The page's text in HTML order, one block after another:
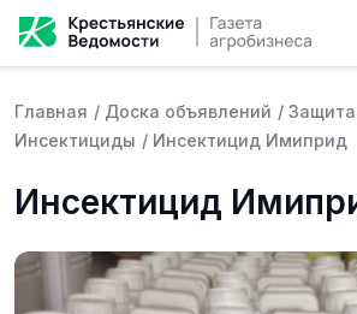
Главная / Доска объявлений /
Инсектициды / Инсектицид Имиприд
Инсектицид